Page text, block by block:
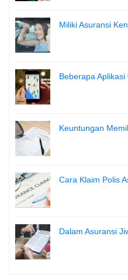
Miliki Asuransi
Beberapa
Keuntungan
Cara Klaim Polis
Dalam Asuransi